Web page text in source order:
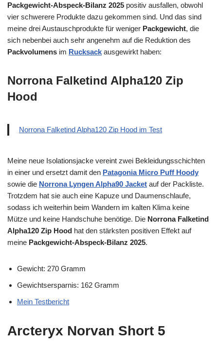
Packgewicht-Abspeck-Bilanz 2025 positiv ausfallen, obwohl
vier schwerere Produkte dazu gekommen sind. Und das sind
meine drei Austauschprodukte für weniger Packgewicht, die
sich nebenbei auch sehr angenehm auf die Reduktion des
Packvolumens im Rucksack ausgewirkt haben:
Norrona Falketind Alpha120 Zip
Hood
Norrona Falketind Alpha120 Zip Hood im Test
Meine neue Isolationsjacke vereint zwei Bekleidungsschichten
in einer und ersetzt damit den Patagonia Micro Puff Hoody
sowie die Norrona Lyngen Alpha90 Jacket auf der Packliste.
Trotzdem hat sie auch eine Kapuze und Daumenschlaufe,
sodass ich weiterhin beim Wandern im kalten Klima keine
Mütze und keine Handschuhe benötige. Die Norrona Falketind
Alpha120 Zip Hood hat den stärksten positiven Effekt auf
meine Packgewicht-Abspeck-Bilanz 2025.
Gewicht: 270 Gramm
Gewichtsersparnis: 162 Gramm
Mein Testbericht
Arcteryx Norvan Short 5